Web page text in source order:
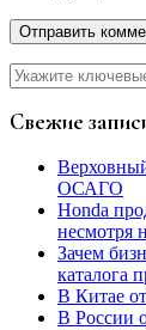
Найти:
Свежие
ОСАГО
Honda
несмотря
Зачем
каталога
В Китае
В России